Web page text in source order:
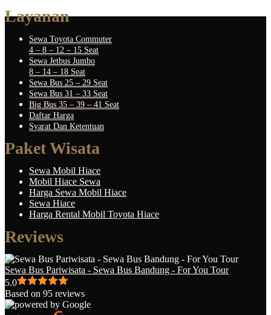
Layanan
Sewa Toyota Commuter
4 – 8 – 12 – 15 Seat
Sewa Jetbus Jumbo
8 – 14 – 18 Seat
Sewa Bus 25 – 29 Seat
Sewa Bus 31 – 33 Seat
Big Bus 35 – 39 – 41 Seat
Daftar Harga
Syarat Dan Ketentuan
Paket Wisata
Sewa Mobil Hiace
Mobil Hiace Sewa
Harga Sewa Mobil Hiace
Sewa Hiace
Harga Rental Mobil Toyota Hiace
Reviews
Sewa Bus Pariwisata - Sewa Bus Bandung - For You Tour
5.0
Based on 95 reviews